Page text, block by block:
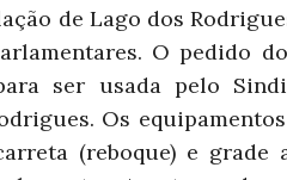
de Lago dos
O pedido
ser usada pelo
Os
(reboque) e